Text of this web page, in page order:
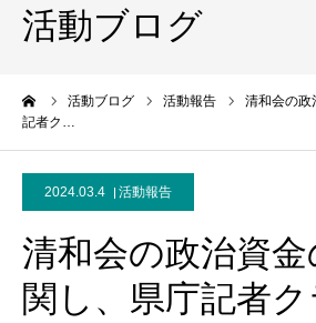
活動ブログ
活動ブログ 活動報告
清和会の政
記者ク…
2024.03.4 活動報告
清和会の政治資金
関し、県庁記者